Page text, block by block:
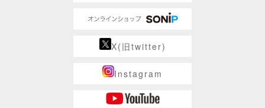
X(旧twitter)
Instagram